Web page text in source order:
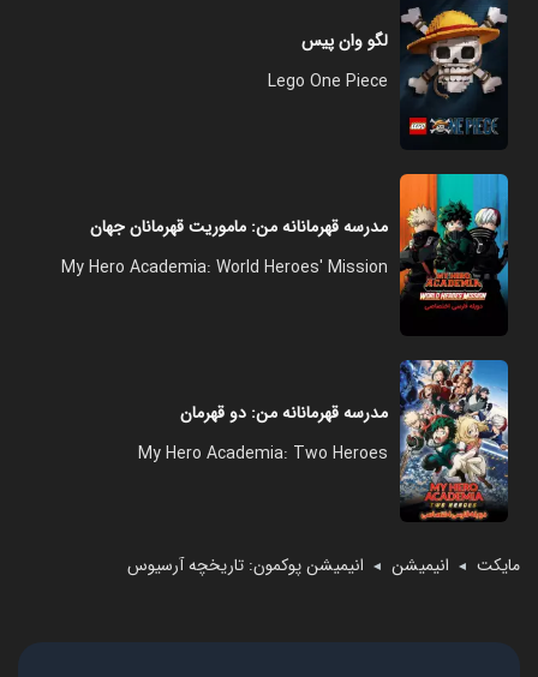
مایکت ◄ انیمیشن ◄ انیمیشن پوکمون: تاریخچه آرسیوس
لگو وان پیس
Lego One Piece
مدرسه قهرمانانه من: ماموریت قهرمانان جهان
My Hero Academia: World Heroes' Mission
مدرسه قهرمانانه من: دو قهرمان
My Hero Academia: Two Heroes